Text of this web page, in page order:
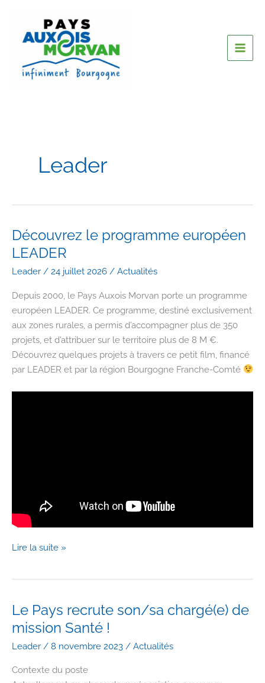
Leader
Découvrez le programme européen
LEADER
Leader / 24 juillet 2026 / Actualités
Depuis 2000, le Pays Auxois Morvan porte un programme
européen LEADER. Ce programme, destiné exclusivement
aux zones rurales, a permis d’accompagner plus de 350
projets, et d’attribuer sur le territoire plus de 8 M €.
Découvrez quelques projets à travers ce petit film, financé
par LEADER et par la région Bourgogne Franche-Comté
Découvrez
programme
LEADER
Lire la suite »
Le Pays recrute son/sa chargé(e) de
mission Santé !
Leader / 8 novembre 2023 / Actualités
Contexte du poste